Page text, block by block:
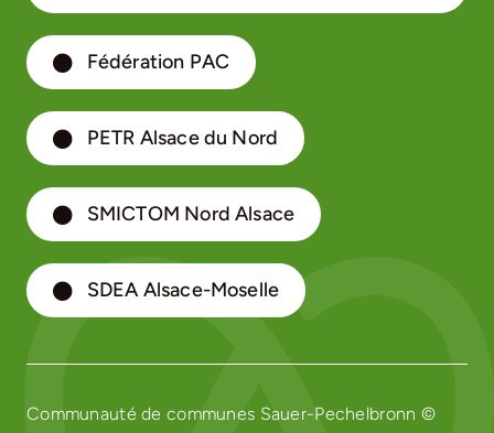
Fédération PAC
PETR Alsace du Nord
SMICTOM Nord Alsace
SDEA Alsace-Moselle
Communauté de communes Sauer-Pechelbronn ©